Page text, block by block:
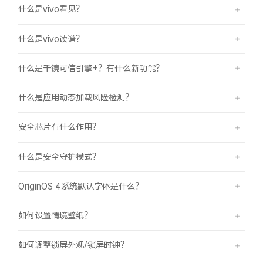
什么是vivo看见？
什么是vivo读谱？
什么是千镜可信引擎+？有什么新功能？
什么是应用动态加载风险检测？
安全芯片有什么作用？
什么是安全守护模式？
OriginOS 4系统默认字体是什么？
如何设置情境壁纸？
如何调整锁屏外观/锁屏时钟？